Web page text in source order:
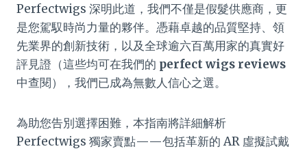
Perfectwigs 深明此道，我們不僅是假髮供應商，更
是您駕馭時尚力量的夥伴。憑藉卓越的品質堅持、領
先業界的創新技術，以及全球逾六百萬用家的真實好
評見證（這些均可在我們的 perfect wigs reviews
中查閱），我們已成為無數人信心之選。
為助您告別選擇困難，本指南將詳細解析
Perfectwigs 獨家賣點——包括革新的 AR 虛擬試戴